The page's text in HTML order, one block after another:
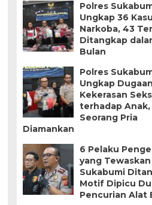
Polres
Ungkap 36
Narkoba, 43
Ditangkap
Bulan
Polres
Ungkap Dugaan
Kekerasan
terhadap Anak,
Seorang Pria
Diamankan
6 Pelaku
yang
Sukabumi
Motif Dipicu
Pencurian Alat